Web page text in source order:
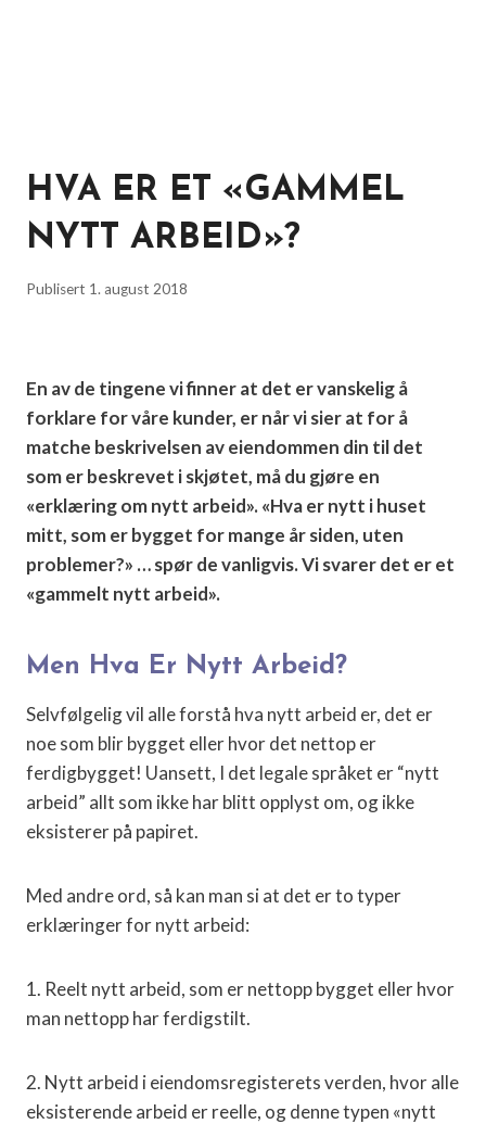
HVA ER ET «GAMMEL
NYTT ARBEID»?
Publisert 1. august 2018
En av de tingene vi finner at det er vanskelig å
forklare for våre kunder, er når vi sier at for å
matche beskrivelsen av eiendommen din til det
som er beskrevet i skjøtet, må du gjøre en
«erklæring om nytt arbeid». «Hva er nytt i huset
mitt, som er bygget for mange år siden, uten
problemer?» … spør de vanligvis. Vi svarer det er et
«gammelt nytt arbeid».
Men Hva Er Nytt Arbeid?
Selvfølgelig vil alle forstå hva nytt arbeid er, det er
noe som blir bygget eller hvor det nettop er
ferdigbygget! Uansett, I det legale språket er “nytt
arbeid” allt som ikke har blitt opplyst om, og ikke
eksisterer på papiret.
Med andre ord, så kan man si at det er to typer
erklæringer for nytt arbeid:
1. Reelt nytt arbeid, som er nettopp bygget eller hvor
man nettopp har ferdigstilt.
2. Nytt arbeid i eiendomsregisterets verden, hvor alle
eksisterende arbeid er reelle, og denne typen «nytt